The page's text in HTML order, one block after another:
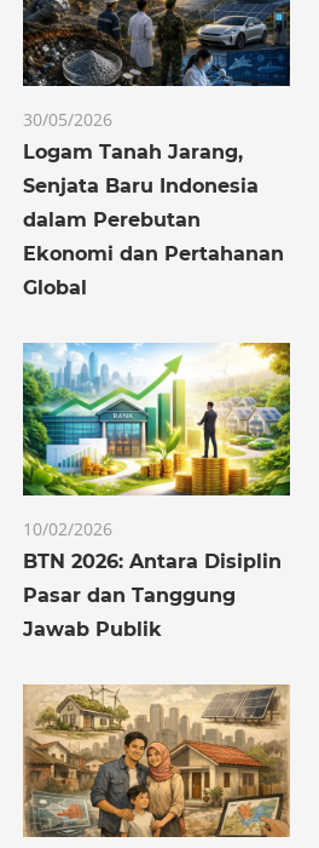
30/05/2026
Logam Tanah Jarang,
Senjata Baru Indonesia
dalam Perebutan
Ekonomi dan Pertahanan
Global
10/02/2026
BTN 2026: Antara Disiplin
Pasar dan Tanggung
Jawab Publik